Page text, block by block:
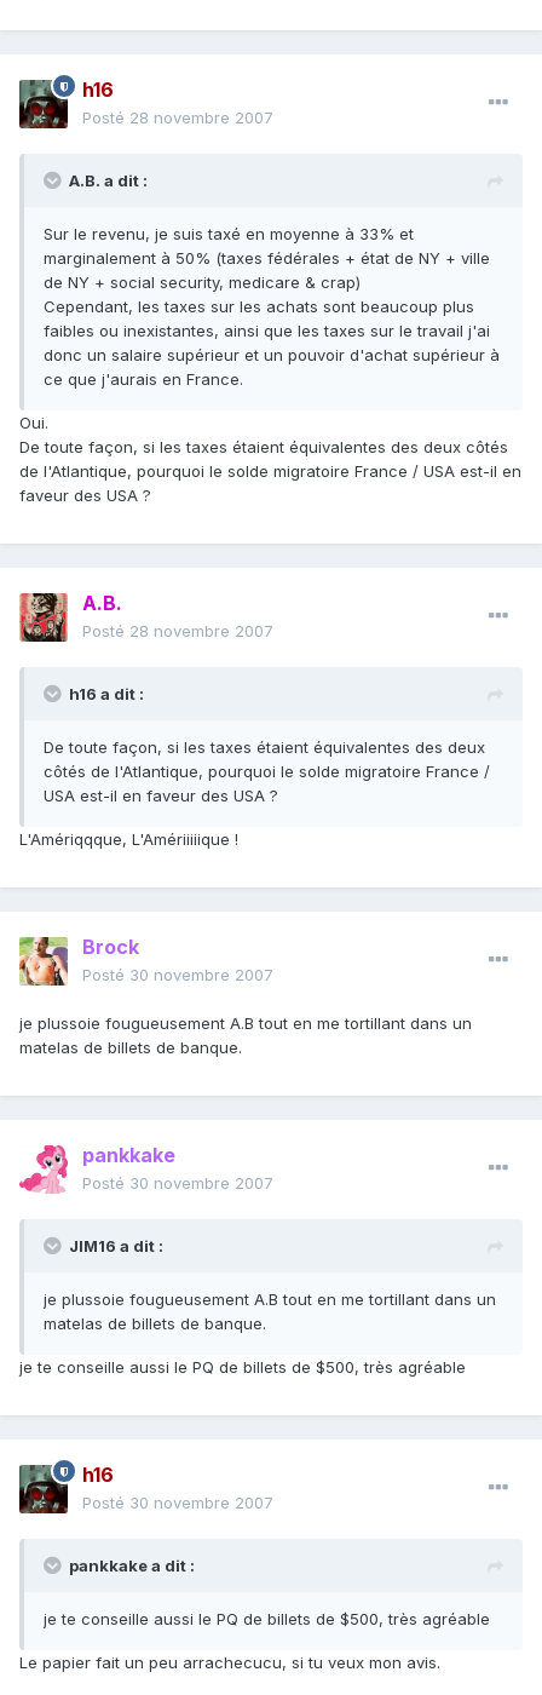
h16
Posté 28 novembre 2007
A.B. a dit :
Sur le revenu, je suis taxé en moyenne à 33% et
marginalement à 50% (taxes fédérales + état de NY + ville
de NY + social security, medicare & crap)
Cependant, les taxes sur les achats sont beaucoup plus
faibles ou inexistantes, ainsi que les taxes sur le travail j'ai
donc un salaire supérieur et un pouvoir d'achat supérieur à
ce que j'aurais en France.
Oui.
De toute façon, si les taxes étaient équivalentes des deux côtés
de l'Atlantique, pourquoi le solde migratoire France / USA est-il en
faveur des USA ?
A.B.
Posté 28 novembre 2007
h16 a dit :
De toute façon, si les taxes étaient équivalentes des deux
côtés de l'Atlantique, pourquoi le solde migratoire France /
USA est-il en faveur des USA ?
L'Amériqqque, L'Amériiiiique !
Brock
Posté 30 novembre 2007
je plussoie fougueusement A.B tout en me tortillant dans un
matelas de billets de banque.
pankkake
Posté 30 novembre 2007
JIM16 a dit :
je plussoie fougueusement A.B tout en me tortillant dans un
matelas de billets de banque.
je te conseille aussi le PQ de billets de $500, très agréable
h16
Posté 30 novembre 2007
pankkake a dit :
je te conseille aussi le PQ de billets de $500, très agréable
Le papier fait un peu arrachecucu, si tu veux mon avis.